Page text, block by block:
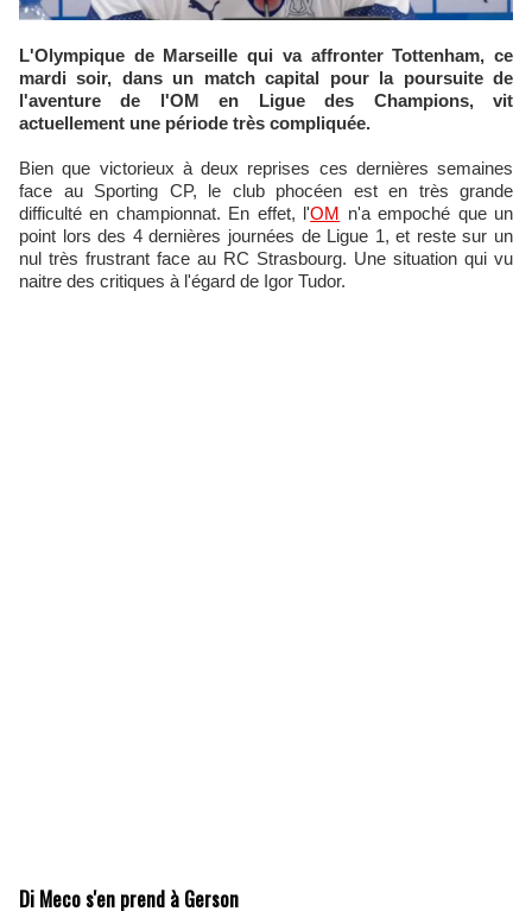
L'Olympique de Marseille qui va affronter Tottenham, ce
mardi soir, dans un match capital pour la poursuite de
l'aventure de l'OM en Ligue des Champions, vit
actuellement une période très compliquée.
Bien que victorieux à deux reprises ces dernières semaines
face au Sporting CP, le club phocéen est en très grande
difficulté en championnat. En effet, l'OM n'a empoché que un
point lors des 4 dernières journées de Ligue 1, et reste sur un
nul très frustrant face au RC Strasbourg. Une situation qui vu
naitre des critiques à l'égard de Igor Tudor.
Di Meco s'en prend à Gerson